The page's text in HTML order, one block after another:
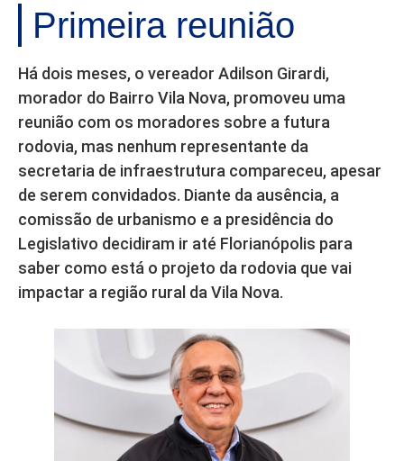
Primeira reunião
Há dois meses, o vereador Adilson Girardi,
morador do Bairro Vila Nova, promoveu uma
reunião com os moradores sobre a futura
rodovia, mas nenhum representante da
secretaria de infraestrutura compareceu, apesar
de serem convidados. Diante da ausência, a
comissão de urbanismo e a presidência do
Legislativo decidiram ir até Florianópolis para
saber como está o projeto da rodovia que vai
impactar a região rural da Vila Nova.